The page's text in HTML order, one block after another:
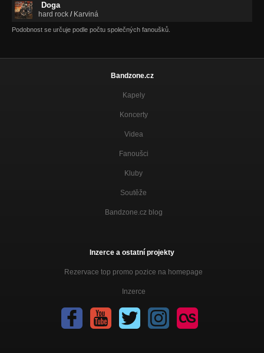
Doga
hard rock / Karviná
Podobnost se určuje podle počtu společných fanoušků.
Bandzone.cz
Kapely
Koncerty
Videa
Fanoušci
Kluby
Soutěže
Bandzone.cz blog
Inzerce a ostatní projekty
Rezervace top promo pozice na homepage
Inzerce